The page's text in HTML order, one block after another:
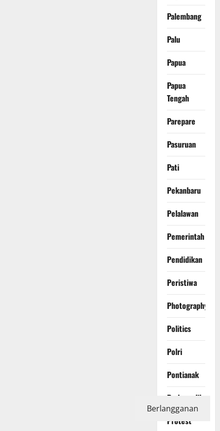
Palembang
Palu
Papua
Papua
Tengah
Parepare
Pasuruan
Pati
Pekanbaru
Pelalawan
Pemerintah
Pendidikan
Peristiwa
Photography
Politics
Polri
Pontianak
Prabumulih
Protest
Berlangganan